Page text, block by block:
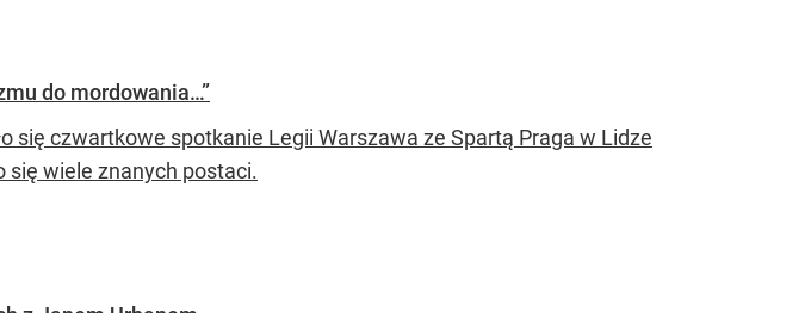
do mordowania…”
się czwartkowe spotkanie Legii Warszawa ze Spartą Praga w Lidze
się wiele znanych postaci.